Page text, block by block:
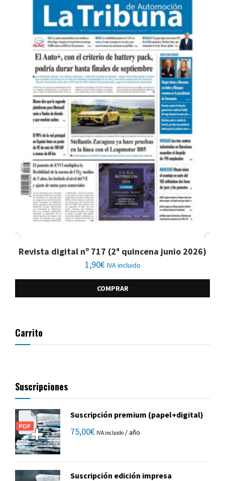
Revista digital nº 717 (2ª quincena junio 2026)
1,90€ IVA incluido
COMPRAR
Carrito
Suscripciones
Suscripción premium (papel+digital)
75,00€ IVA incluido / año
Suscripción edición impresa